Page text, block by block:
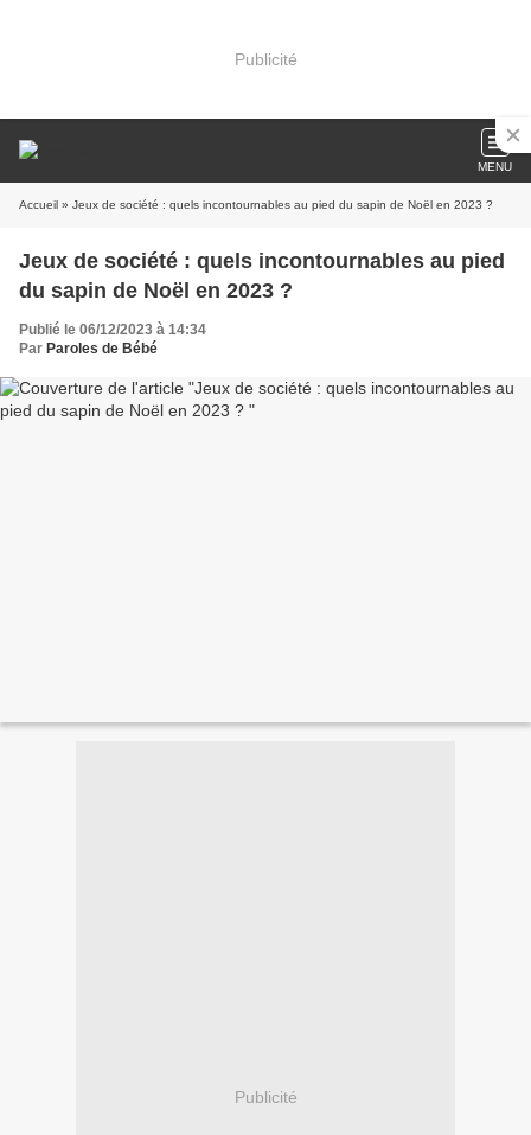
Publicité
MENU
Accueil » Jeux de société : quels incontournables au pied du sapin de Noël en 2023 ?
Jeux de société : quels incontournables au pied
du sapin de Noël en 2023 ?
Publié le 06/12/2023 à 14:34
Par Paroles de Bébé
Publicité